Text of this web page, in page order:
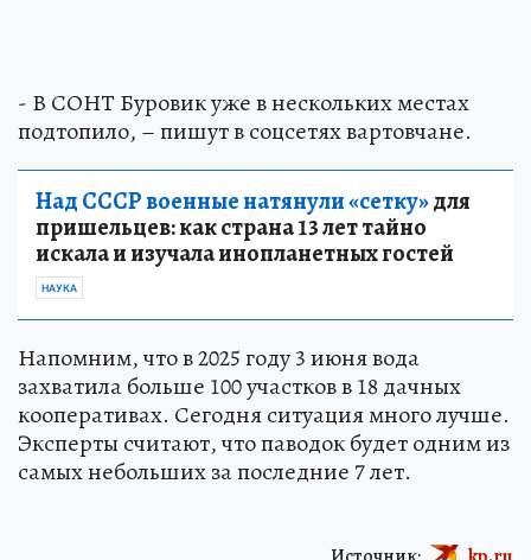
- В СОНТ Буровик уже в нескольких местах
подтопило, – пишут в соцсетях вартовчане.
Над СССР военные натянули «сетку»для
пришельцев: как страна 13 лет тайно
искала и изучала инопланетных гостей
НАУКА
Напомним, что в 2025 году 3 июня вода
захватила больше 100 участков в 18 дачных
кооперативах. Сегодня ситуация много лучше.
Эксперты считают, что паводок будет одним из
самых небольших за последние 7 лет.